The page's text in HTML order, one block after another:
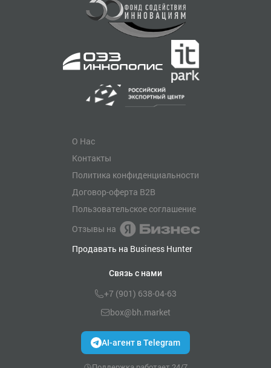
О Нас
Контакты
Политика конфиденциальности
Договор-оферта B2B
Пользовательское соглашение
Отзывы на
Продавать на Business Hunter
Связь с нами
+7 (901) 638-04-63
box@bh.market
AI-агент в Telegram